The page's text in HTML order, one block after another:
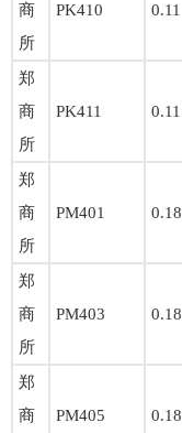
商
所
PK410 0.11
郑
商
所
PK411 0.11
郑
商
所
PM401 0.18
郑
商
所
PM403 0.18
郑
商
PM405 0.18